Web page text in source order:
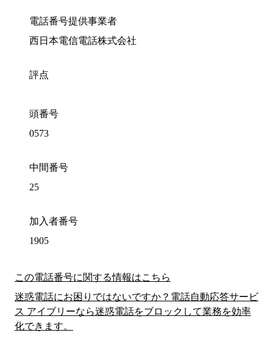
電話番号提供事業者
西日本電信電話株式会社
評点
頭番号
0573
中間番号
25
加入者番号
1905
この電話番号に関する情報はこちら
迷惑電話にお困りではないですか？電話自動応答サービ
ス アイブリーなら迷惑電話をブロックして業務を効率
化できます。